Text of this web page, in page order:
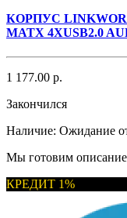
КОРПУС
MATX 4XUSB2.0
1 177.00 р.
Закончился
Наличие: Ожидание
Мы готовим
КРЕДИТ 1%